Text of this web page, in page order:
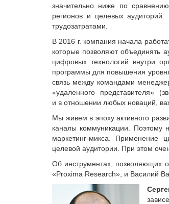
значительно ниже по
регионов и целевых
трудозатратами.
В 2016 г. компания начала
которые позволяют объединять
цифровых технологий внутри
программы для повышения
связь между командами
«удаленного представителя»
и в отношении любых новаций,
Мы живем в эпоху активного
каналы коммуникации. Поэтому
маркетинг-микса. Применение
целевой аудитории. При этом
Об инструментах, позволяющих
«Proxima Research», и Василий